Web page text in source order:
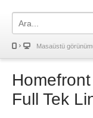
Masaüstü
Full Tek